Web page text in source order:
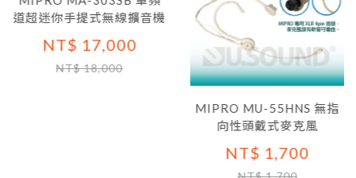
道超迷你手提式無線擴音機
NT$ 17,000
NT$ 18,000
MIPRO MU-55HNS 無指
向性頭戴式麥克風
NT$ 1,700